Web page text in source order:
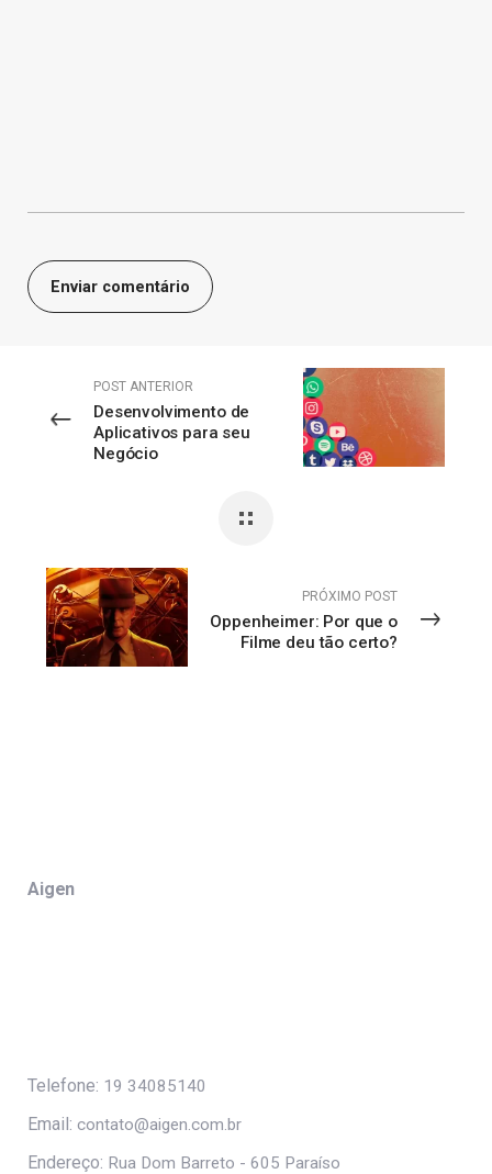
POST ANTERIOR
Desenvolvimento de
Aplicativos para seu
Negócio
PRÓXIMO POST
Oppenheimer: Por que o
Filme deu tão certo?
Aigen
Telefone: 19 34085140
Email: contato@aigen.com.br
Endereço: Rua Dom Barreto - 605 Paraíso